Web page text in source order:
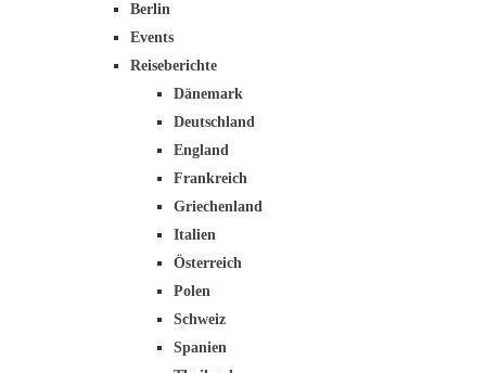
Berlin
Events
Reiseberichte
Dänemark
Deutschland
England
Frankreich
Griechenland
Italien
Österreich
Polen
Schweiz
Spanien